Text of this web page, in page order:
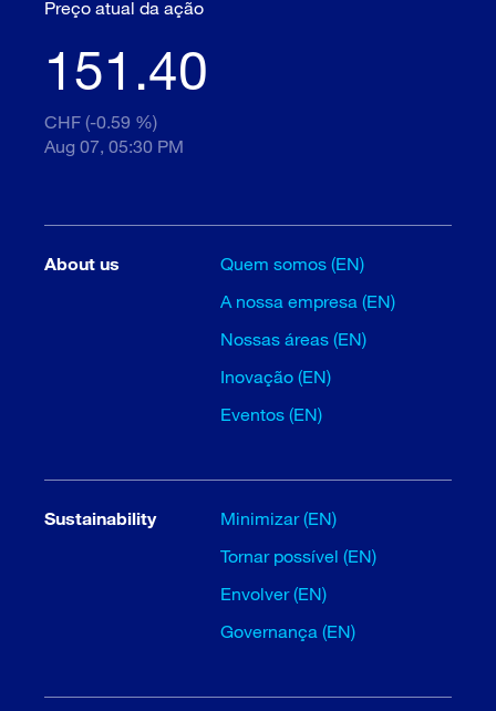
Preço atual da ação
151.40
CHF (-0.59 %)
Aug 07, 05:30 PM
About us
Quem somos (EN)
A nossa empresa (EN)
Nossas áreas (EN)
Inovação (EN)
Eventos (EN)
Sustainability
Minimizar (EN)
Tornar possível (EN)
Envolver (EN)
Governança (EN)